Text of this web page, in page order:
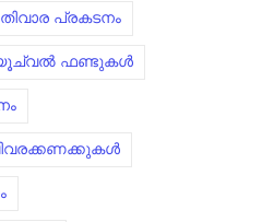
പ്രകടനം
ഫണ്ടുകൾ